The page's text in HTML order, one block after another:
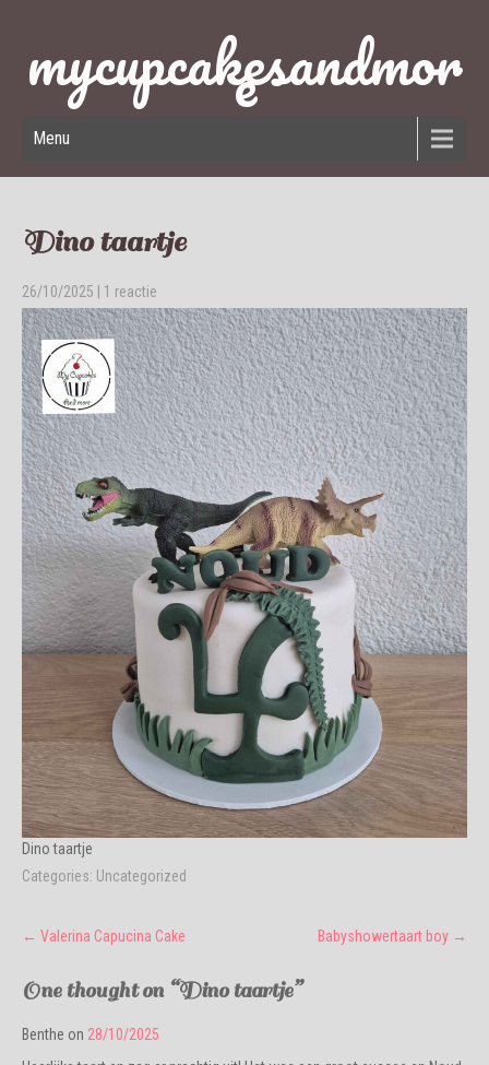
mycupcakesandmor
e
Menu
Dino taartje
26/10/2025 1 reactie
Dino taartje
Categories: Uncategorized
Post
navigation
← Valerina Capucina Cake Babyshowertaart boy →
One thought on “Dino taartje”
Benthe on 28/10/2025